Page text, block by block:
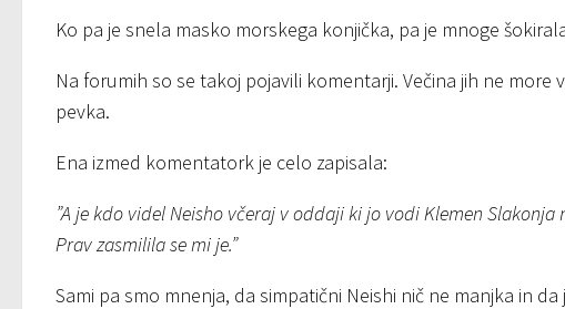
Ko pa je snela masko morskega konjička, pa je mnoge
Na forumih so se takoj pojavili komentarji. Večina jih ne
pevka.
Ena izmed komentatork je celo zapisala:
”A je kdo videl Neisho včeraj v oddaji ki jo vodi Klemen
Prav zasmilila se mi je.”
Sami pa smo mnenja, da simpatični Neishi nič ne manjka in